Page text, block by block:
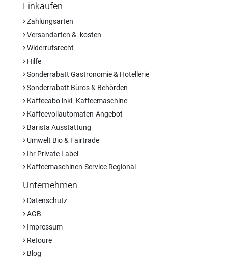
Einkaufen
Zahlungsarten
Versandarten & -kosten
Widerrufsrecht
Hilfe
Sonderrabatt Gastronomie & Hotellerie
Sonderrabatt Büros & Behörden
Kaffeeabo inkl. Kaffeemaschine
Kaffeevollautomaten-Angebot
Barista Ausstattung
Umwelt Bio & Fairtrade
Ihr Private Label
Kaffeemaschinen-Service Regional
Unternehmen
Datenschutz
AGB
Impressum
Retoure
Blog